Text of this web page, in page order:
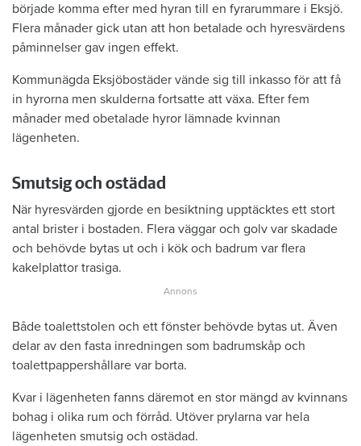
började komma efter med hyran till en fyrarummare i Eksjö.
Flera månader gick utan att hon betalade och hyresvärdens
påminnelser gav ingen effekt.
Kommunägda Eksjöbostäder vände sig till inkasso för att få
in hyrorna men skulderna fortsatte att växa. Efter fem
månader med obetalade hyror lämnade kvinnan
lägenheten.
Smutsig och ostädad
När hyresvärden gjorde en besiktning upptäcktes ett stort
antal brister i bostaden. Flera väggar och golv var skadade
och behövde bytas ut och i kök och badrum var flera
kakelplattor trasiga.
Både toalettstolen och ett fönster behövde bytas ut. Även
delar av den fasta inredningen som badrumskåp och
toalettpappershållare var borta.
Kvar i lägenheten fanns däremot en stor mängd av kvinnans
bohag i olika rum och förråd. Utöver prylarna var hela
lägenheten smutsig och ostädad.